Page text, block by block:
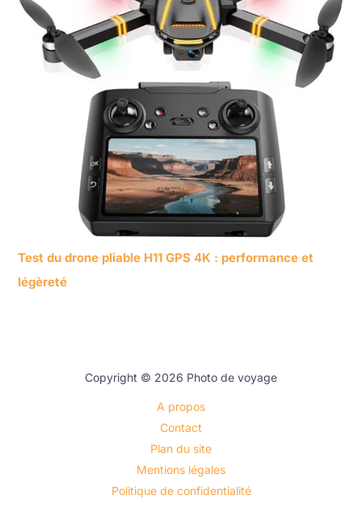
Test du drone pliable H11 GPS 4K : performance et
légèreté
Copyright © 2026 Photo de voyage
A propos
Contact
Plan du site
Mentions légales
Politique de confidentialité